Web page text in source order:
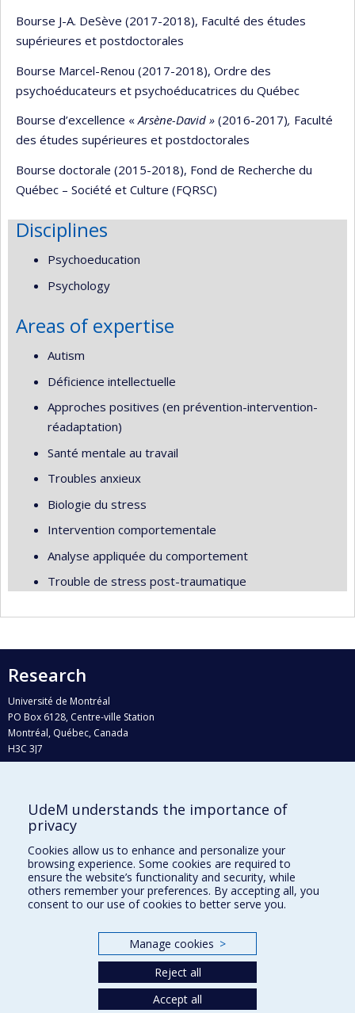
Bourse J-A. DeSève (2017-2018), Faculté des études
supérieures et postdoctorales
Bourse Marcel-Renou (2017-2018), Ordre des
psychoéducateurs et psychoéducatrices du Québec
Bourse d’excellence «Arsène-David » (2016-2017), Faculté
des études supérieures et postdoctorales
Bourse doctorale (2015-2018), Fond de Recherche du
Québec – Société et Culture (FQRSC)
Disciplines
Psychoeducation
Psychology
Areas of expertise
Autism
Déficience intellectuelle
Approches positives (en prévention-intervention-
réadaptation)
Santé mentale au travail
Troubles anxieux
Biologie du stress
Intervention comportementale
Analyse appliquée du comportement
Trouble de stress post-traumatique
Research
Université de Montréal
PO Box 6128, Centre-ville Station
Montréal, Québec, Canada
H3C 3J7
Who does what?
Find us
Site map
Accessibility
UdeM understands the importance of
privacy
Cookies allow us to enhance and personalize your
browsing experience. Some cookies are required to
ensure the website’s functionality and security, while
others remember your preferences. By accepting all, you
consent to our use of cookies to better serve you.
Manage cookies >
Reject all
Accept all